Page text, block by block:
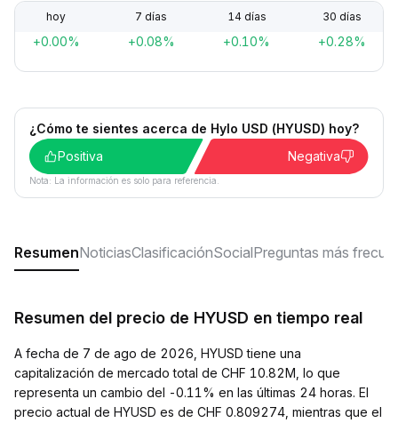
hoy 7 días 14 días 30 días
+0.00% +0.08% +0.10% +0.28%
¿Cómo te sientes acerca de Hylo USD (HYUSD) hoy?
Positiva
Negativa
Nota: La información es solo para referencia.
ResumenNoticiasClasificaciónSocialPreguntas más
Resumen del precio de HYUSD en tiempo real
A fecha de 7 de ago de 2026, HYUSD tiene una
capitalización de mercado total de CHF 10.82M, lo que
representa un cambio del -0.11% en las últimas 24 horas. El
precio actual de HYUSD es de CHF 0.809274, mientras que el